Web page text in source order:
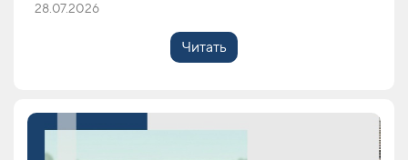
28.07.2026
Читать